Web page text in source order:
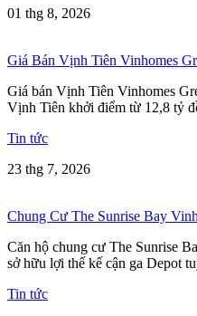
01 thg 8, 2026
Giá Bán Vịnh Tiên Vinhomes
Giá bán Vịnh Tiên Vinhomes
Vịnh Tiên khởi điểm từ 12,8 tỷ
Tin tức
23 thg 7, 2026
Chung Cư The Sunrise Bay
Căn hộ chung cư The Sunrise
sở hữu lợi thế kế cận ga Depot
Tin tức